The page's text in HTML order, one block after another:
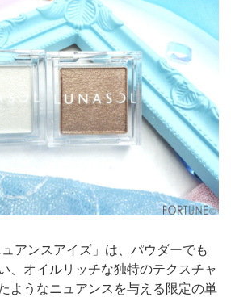
アンスアイズ」は、パウダーでも
、オイルリッチな独特のテクスチャ
ようなニュアンスを与える限定の単